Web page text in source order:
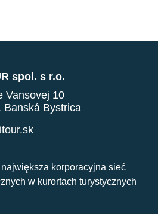
spol. s r.o.
Vansovej 10
Banská Bystrica
korporacyjna sieć
w kurortach turystycznych